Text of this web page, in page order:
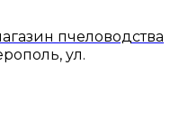
пчеловодства
ул.